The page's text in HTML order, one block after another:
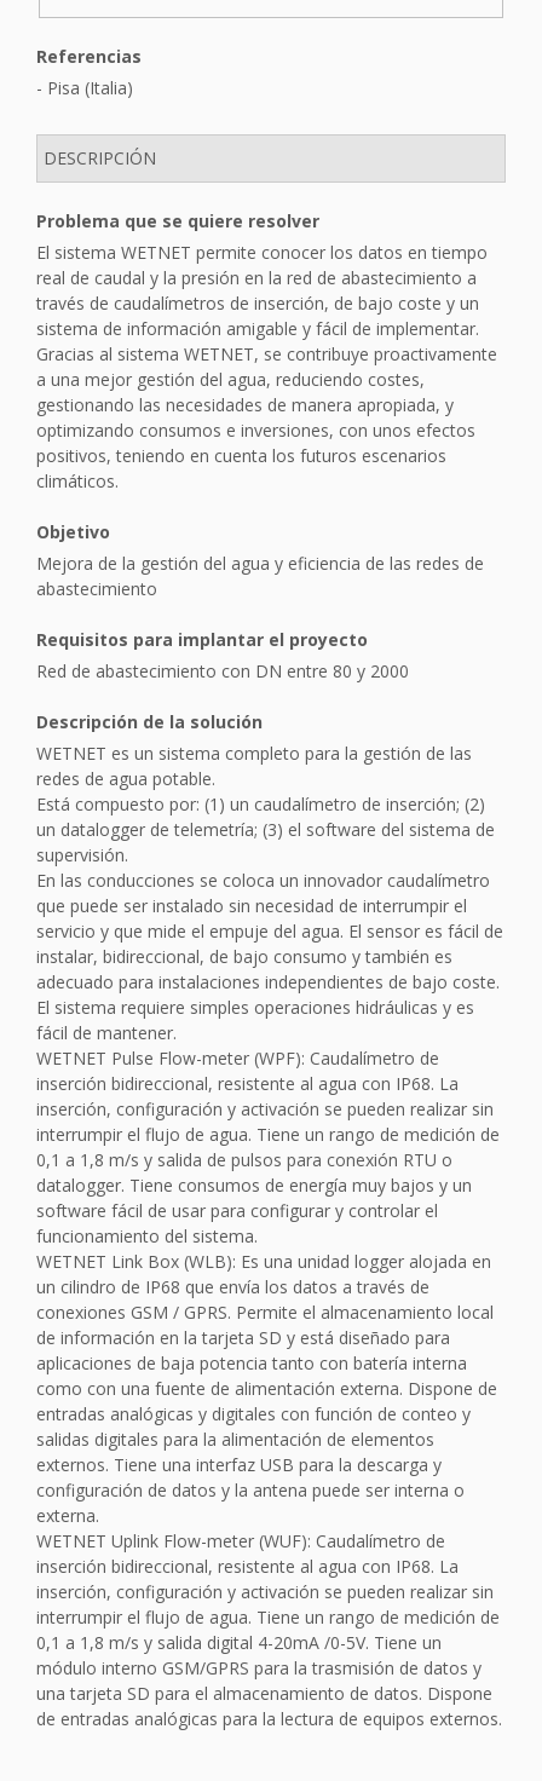
Referencias
- Pisa (Italia)
DESCRIPCIÓN
Problema que se quiere resolver
El sistema WETNET permite conocer los datos en tiempo
real de caudal y la presión en la red de abastecimiento a
través de caudalímetros de inserción, de bajo coste y un
sistema de información amigable y fácil de implementar.
Gracias al sistema WETNET, se contribuye proactivamente
a una mejor gestión del agua, reduciendo costes,
gestionando las necesidades de manera apropiada, y
optimizando consumos e inversiones, con unos efectos
positivos, teniendo en cuenta los futuros escenarios
climáticos.
Objetivo
Mejora de la gestión del agua y eficiencia de las redes de
abastecimiento
Requisitos para implantar el proyecto
Red de abastecimiento con DN entre 80 y 2000
Descripción de la solución
WETNET es un sistema completo para la gestión de las
redes de agua potable.
Está compuesto por: (1) un caudalímetro de inserción; (2)
un datalogger de telemetría; (3) el software del sistema de
supervisión.
En las conducciones se coloca un innovador caudalímetro
que puede ser instalado sin necesidad de interrumpir el
servicio y que mide el empuje del agua. El sensor es fácil de
instalar, bidireccional, de bajo consumo y también es
adecuado para instalaciones independientes de bajo coste.
El sistema requiere simples operaciones hidráulicas y es
fácil de mantener.
WETNET Pulse Flow-meter (WPF): Caudalímetro de
inserción bidireccional, resistente al agua con IP68. La
inserción, configuración y activación se pueden realizar sin
interrumpir el flujo de agua. Tiene un rango de medición de
0,1 a 1,8 m/s y salida de pulsos para conexión RTU o
datalogger. Tiene consumos de energía muy bajos y un
software fácil de usar para configurar y controlar el
funcionamiento del sistema.
WETNET Link Box (WLB): Es una unidad logger alojada en
un cilindro de IP68 que envía los datos a través de
conexiones GSM / GPRS. Permite el almacenamiento local
de información en la tarjeta SD y está diseñado para
aplicaciones de baja potencia tanto con batería interna
como con una fuente de alimentación externa. Dispone de
entradas analógicas y digitales con función de conteo y
salidas digitales para la alimentación de elementos
externos. Tiene una interfaz USB para la descarga y
configuración de datos y la antena puede ser interna o
externa.
WETNET Uplink Flow-meter (WUF): Caudalímetro de
inserción bidireccional, resistente al agua con IP68. La
inserción, configuración y activación se pueden realizar sin
interrumpir el flujo de agua. Tiene un rango de medición de
0,1 a 1,8 m/s y salida digital 4-20mA /0-5V. Tiene un
módulo interno GSM/GPRS para la trasmisión de datos y
una tarjeta SD para el almacenamiento de datos. Dispone
de entradas analógicas para la lectura de equipos externos.